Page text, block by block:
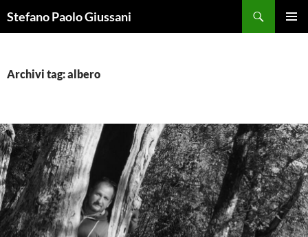
alStefano Paolo Giussani
Archivi tag: albero